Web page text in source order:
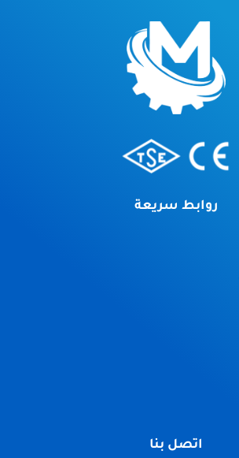
روابط سريعة
اتصل بنا